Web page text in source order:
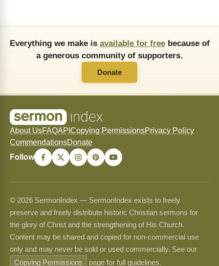
Everything we make is available for freebecause of
a generous community of supporters.
Donate
About UsFAQAPI Copying PermissionsPrivacy Policy
CommendationsDonate
Follow
© 2026 SermonIndex — SermonIndex exists to freely
preserve and freely distribute historic Christian sermons for
the glory of Christ and the strengthening of His Church.
Content may be shared and copied for non-commercial use
only and may never be sold or used commercially. See our
Copying Permissions
page for full guidelines.